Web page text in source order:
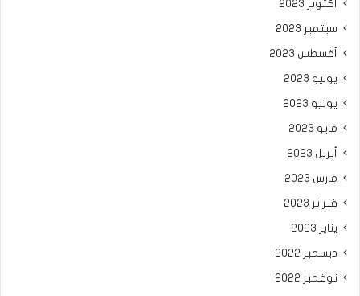
أكتوبر 2023
سبتمبر 2023
أغسطس 2023
يوليو 2023
يونيو 2023
مايو 2023
أبريل 2023
مارس 2023
فبراير 2023
يناير 2023
ديسمبر 2022
نوفمبر 2022